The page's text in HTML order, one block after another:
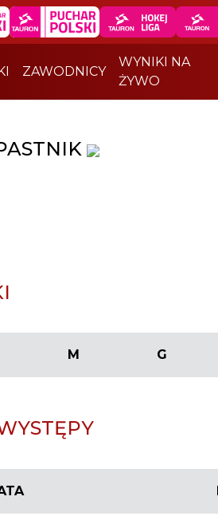
ZAWODNICY
WYNIKI NA
ŻYWO
M G